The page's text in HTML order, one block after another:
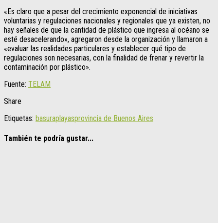
«Es claro que a pesar del crecimiento exponencial de iniciativas
voluntarias y regulaciones nacionales y regionales que ya existen, no
hay señales de que la cantidad de plástico que ingresa al océano se
esté desacelerando», agregaron desde la organización y llamaron a
«evaluar las realidades particulares y establecer qué tipo de
regulaciones son necesarias, con la finalidad de frenar y revertir la
contaminación por plástico».
Fuente: TELAM
Share
Etiquetas: basuraplayasprovincia de Buenos Aires
También te podría gustar...